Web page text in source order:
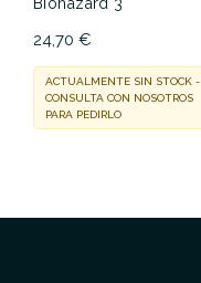
Biohazard 3
24,70 €
ACTUALMENTE SIN STOCK -
CONSULTA CON NOSOTROS
PARA PEDIRLO